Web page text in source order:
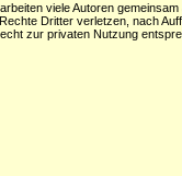
viele Autoren
Dritter verletzen, nach
zur privaten Nutzung